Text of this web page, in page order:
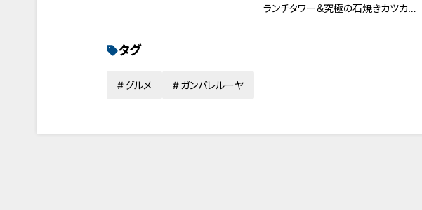
ランチタワー＆究極の石焼きカツカレ
タグ
グルメ ガンバレルーヤ